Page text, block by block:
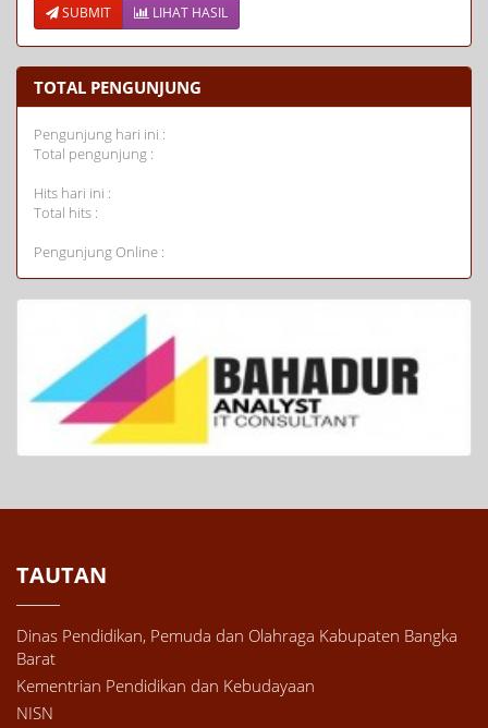
SUBMIT LIHAT HASIL
TOTAL PENGUNJUNG
Pengunjung hari ini :
Total pengunjung :
Hits hari ini :
Total hits :
Pengunjung Online :
TAUTAN
Dinas Pendidikan, Pemuda dan Olahraga Kabupaten Bangka
Barat
Kementrian Pendidikan dan Kebudayaan
NISN